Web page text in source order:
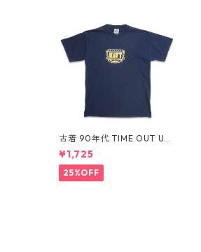
古着 90年代 TIME OUT UNI
TED STATES NAVY NS NOR
FOLK プリントTシャツ ネイ
ビー 表記：M gd409627n
w60603
¥1,725
25%OFF